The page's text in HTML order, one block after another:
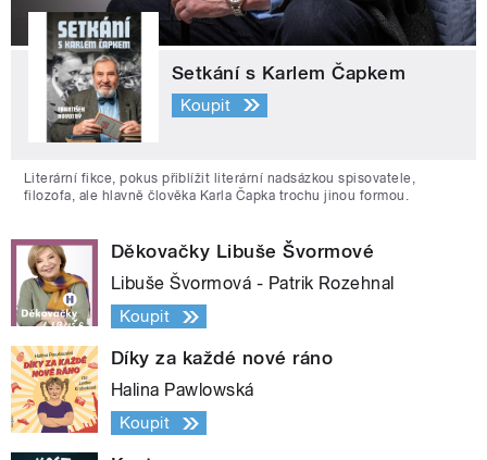
Setkání s Karlem Čapkem
Koupit
Literární fikce, pokus přiblížit literární nadsázkou spisovatele,
filozofa, ale hlavně člověka Karla Čapka trochu jinou formou.
Děkovačky Libuše Švormové
Libuše Švormová - Patrik Rozehnal
Koupit
Díky za každé nové ráno
Halina Pawlowská
Koupit